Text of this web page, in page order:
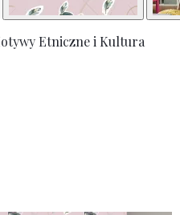
Etniczne i Kultura